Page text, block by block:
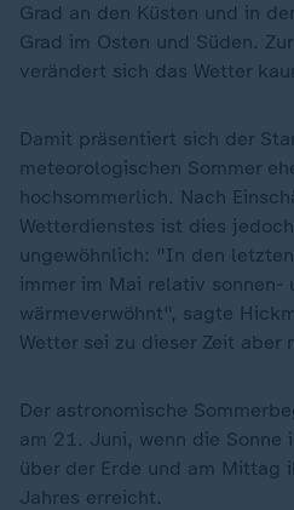
Grad an den Küsten und in
Grad im Osten und Süden.
verändert sich das Wetter
Damit präsentiert sich der
meteorologischen Sommer
hochsommerlich. Nach
Wetterdienstes ist dies
ungewöhnlich: "In den
immer im Mai relativ sonnen-
wärmeverwöhnt", sagte
Wetter sei zu dieser Zeit aber
Der astronomische
am 21. Juni, wenn die Sonne
über der Erde und am Mittag
Jahres erreicht.